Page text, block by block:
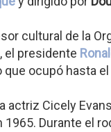
cultural de la
el presidente
que ocupó hasta
actriz Cicely
1965. Durante el